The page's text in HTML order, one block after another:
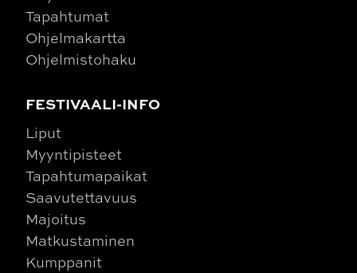
Tapahtumat
Ohjelmakartta
Ohjelmistohaku
FESTIVAALI-INFO
Liput
Myyntipisteet
Tapahtumapaikat
Saavutettavuus
Majoitus
Matkustaminen
Kumppanit